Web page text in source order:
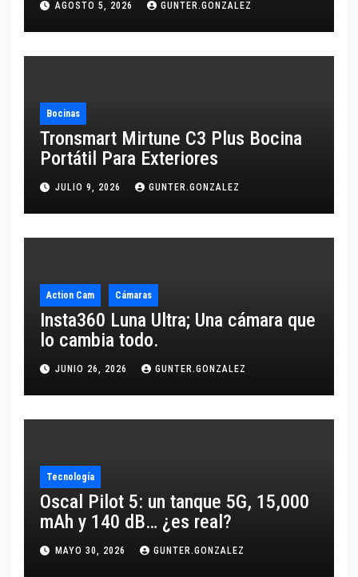
AGOSTO 5, 2026 GUNTER.GONZALEZ
Bocinas
Tronsmart Mirtune C3 Plus Bocina
Portátil Para Exteriores
JULIO 9, 2026 GUNTER.GONZALEZ
Action Cam Cámaras
Insta360 Luna Ultra; Una cámara que
lo cambia todo.
JUNIO 26, 2026 GUNTER.GONZALEZ
Tecnología
Oscal Pilot 5: un tanque 5G, 15,000
mAh y 140 dB… ¿es real?
MAYO 30, 2026 GUNTER.GONZALEZ